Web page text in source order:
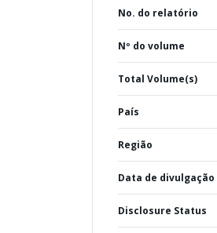
No. do relatório
Nº do volume
Total Volume(s)
País
Região
Data de divulgação
Disclosure Status